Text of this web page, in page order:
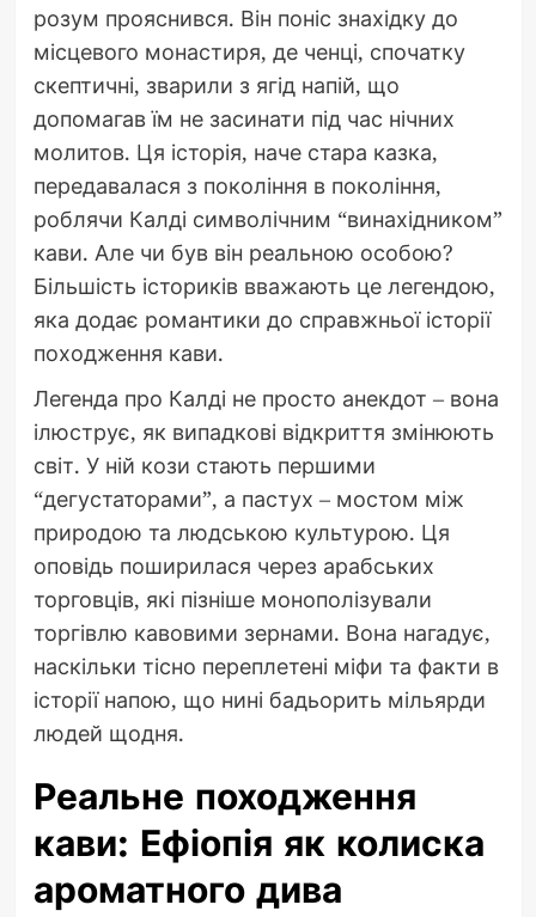
розум прояснився. Він поніс знахідку до
місцевого монастиря, де ченці, спочатку
скептичні, зварили з ягід напій, що
допомагав їм не засинати під час нічних
молитов. Ця історія, наче стара казка,
передавалася з покоління в покоління,
роблячи Калді символічним “винахідником”
кави. Але чи був він реальною особою?
Більшість істориків вважають це легендою,
яка додає романтики до справжньої історії
походження кави.
Легенда про Калді не просто анекдот – вона
ілюструє, як випадкові відкриття змінюють
світ. У ній кози стають першими
“дегустаторами”, а пастух – мостом між
природою та людською культурою. Ця
оповідь поширилася через арабських
торговців, які пізніше монополізували
торгівлю кавовими зернами. Вона нагадує,
наскільки тісно переплетені міфи та факти в
історії напою, що нині бадьорить мільярди
людей щодня.
Реальне походження
кави: Ефіопія як колиска
ароматного дива